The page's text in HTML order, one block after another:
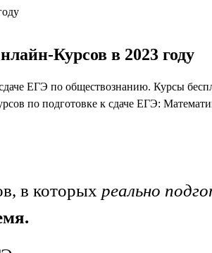
Курсов в 2023 году
ЕГЭ по обществознанию. Курсы
по подготовке к сдаче ЕГЭ:
в которых реально